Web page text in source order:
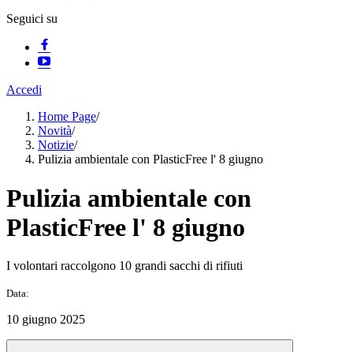
Seguici su
Accedi
Home Page/
Novità/
Notizie/
Pulizia ambientale con PlasticFree l' 8 giugno
Pulizia ambientale con
PlasticFree l' 8 giugno
I volontari raccolgono 10 grandi sacchi di rifiuti
Data:
10 giugno 2025